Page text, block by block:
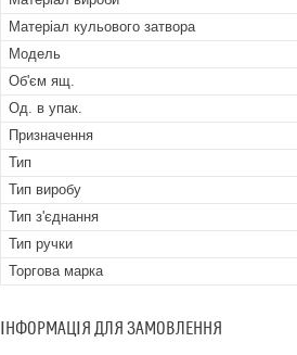
Матеріал кульового затвора
Мoдель
Об'єм ящ.
Од. в упак.
Призначення
Тип
Тип виробу
Тип з'єднання
Тип ручки
Торгова марка
ІНФОРМАЦІЯ ДЛЯ ЗАМОВЛЕННЯ